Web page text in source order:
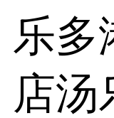
乐多
店汤